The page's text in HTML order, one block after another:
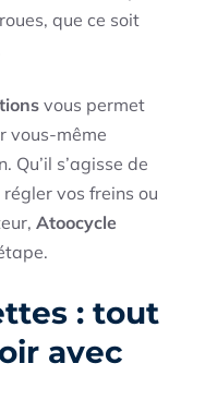
que ce soit
vous permet
vous-même
Qu’il s’agisse de
vos freins ou
Atoocycle
: tout
avec